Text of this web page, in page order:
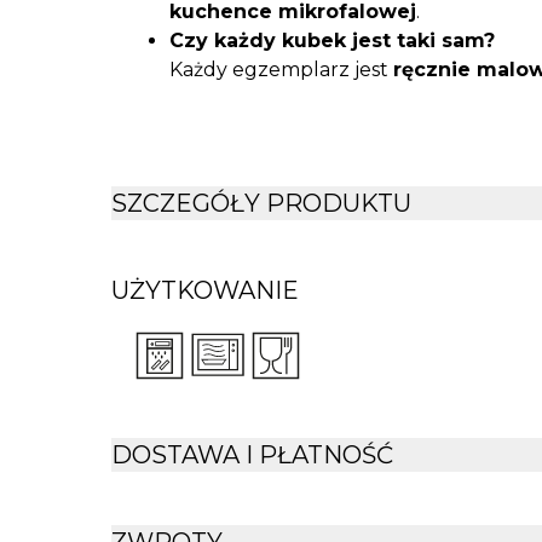
kuchence mikrofalowej.
Czy każdy kubek jest taki sam?
Każdy egzemplarz jest ręcznie
odpornością na wysokie
Czy kubek zmienia smak napojów?
SZCZEGÓŁY PRODUKTU
UŻYTKOWANIE
DOSTAWA I PŁATNOŚĆ